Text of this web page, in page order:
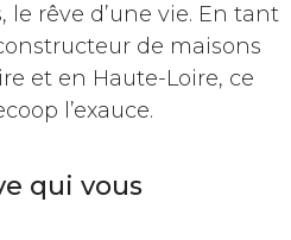
le rêve d’une vie. En tant
de maisons
et en Haute-Loire, ce
l’exauce.
qui vous